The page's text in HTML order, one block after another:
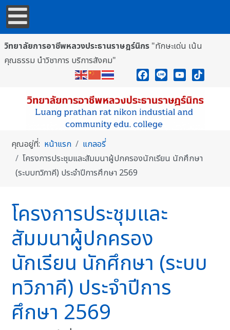
วิทยาลัยการอาชีพหลวงประธานราษฎร์นิกร "ทักษะเด่น เน้น
คุณธรรม นำวิชาการ บริการสังคม"
คุณอยู่ที่: หน้าแรก
แกลอรี่
โครงการประชุมและสัมมนาผู้ปกครองนักเรียน นักศึกษา
(ระบบทวิภาคี) ประจำปีการศึกษา 2569
โครงการประชุมและ
สัมมนาผู้ปกครอง
นักเรียน นักศึกษา (ระบบ
ทวิภาคี) ประจำปีการ
ศึกษา 2569